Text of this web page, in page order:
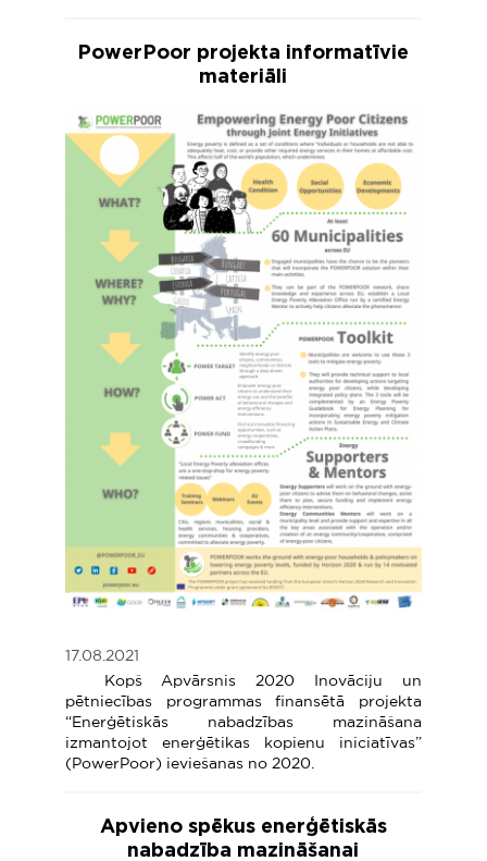
PowerPoor projekta informatīvie
materiāli
17.08.2021
Kopš Apvārsnis 2020 Inovāciju un
pētniecības programmas finansētā projekta
“Enerģētiskās nabadzības mazināšana
izmantojot enerģētikas kopienu iniciatīvas”
(PowerPoor) ieviešanas no 2020.
Apvieno spēkus enerģētiskās
nabadzība mazināšanai